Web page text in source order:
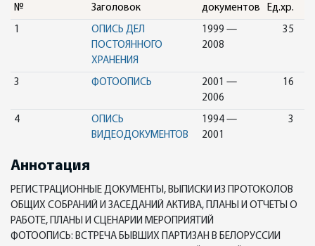
№ Заголовок
документов
Ед.хр.
1
ОПИСЬ ДЕЛ
ПОСТОЯННОГО
ХРАНЕНИЯ
1999 —
2008
35
3 ФОТООПИСЬ
2001 —
2006
16
4
ОПИСЬ
ВИДЕОДОКУМЕНТОВ
1994 —
2001
3
Аннотация
РЕГИСТРАЦИОННЫЕ ДОКУМЕНТЫ, ВЫПИСКИ ИЗ ПРОТОКОЛОВ
ОБЩИХ СОБРАНИЙ И ЗАСЕДАНИЙ АКТИВА, ПЛАНЫ И ОТЧЕТЫ О
РАБОТЕ, ПЛАНЫ И СЦЕНАРИИ МЕРОПРИЯТИЙ
ФОТООПИСЬ: ВСТРЕЧА БЫВШИХ ПАРТИЗАН В БЕЛОРУССИИ